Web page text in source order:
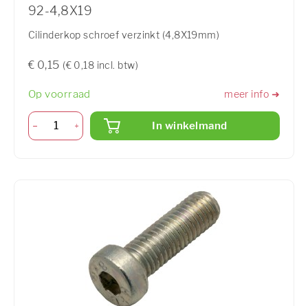
92-4,8X19
Cilinderkop schroef verzinkt (4,8X19mm)
€ 0,15 (€ 0,18 incl. btw)
Op voorraad meer info ➜
In winkelmand